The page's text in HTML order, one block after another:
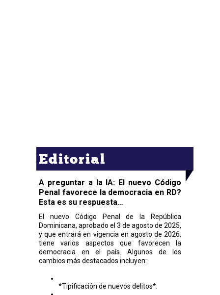
Editorial
A preguntar a la IA: El nuevo Código
Penal favorece la democracia en RD?
Esta es su respuesta…
El nuevo Código Penal de la República
Dominicana, aprobado el 3 de agosto de 2025,
y que entrará en vigencia en agosto de 2026,
tiene varios aspectos que favorecen la
democracia en el país. Algunos de los
cambios más destacados incluyen:
*Tipificación de nuevos delitos*: